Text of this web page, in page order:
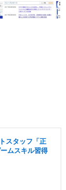
スタッフ「正
ムスキル習得